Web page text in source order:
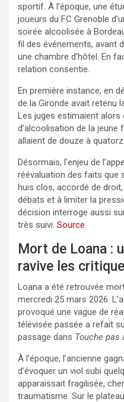
sportif. À l’époque, une
joueurs du FC Grenoble
soirée alcoolisée à
fil des événements, avant
une chambre d’hôtel. En
relation consentie.
En première instance, en
de la Gironde avait retenu
Les juges estimaient alors
d’alcoolisation de la
allaient de douze à
Désormais, l’enjeu de
réévaluation des faits que
huis clos, accordé de
débats et à limiter la
décision interroge aussi
très suivi. Source
Mort de Loana :
ravive les
Loana a été retrouvée
mercredi 25 mars 2026.
provoqué une vague de
télévisée passée a refait
passage dans Touche pas
À l’époque, l’ancienne
d’évoquer un viol subi
apparaissait fragilisée,
traumatisme. Sur le